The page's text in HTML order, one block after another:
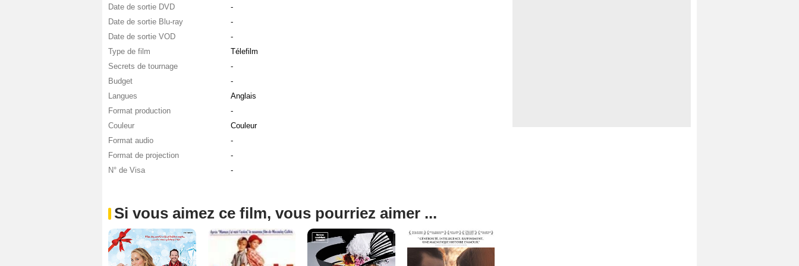
Date de sortie DVD
-
Date de sortie Blu-ray
-
Date de sortie VOD
-
Type de film
Télefilm
Secrets de tournage
-
Budget
-
Langues
Anglais
Format production
-
Couleur
Couleur
Format audio
-
Format de projection
-
N° de Visa
-
Si vous aimez ce film, vous pourriez aimer ...